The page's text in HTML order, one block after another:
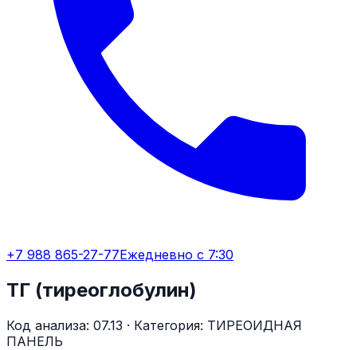
+7 988 865-27-77Ежедневно с 7:30
ТГ (тиреоглобулин)
Код анализа: 07.13 · Категория: ТИРЕОИДНАЯ
ПАНЕЛЬ